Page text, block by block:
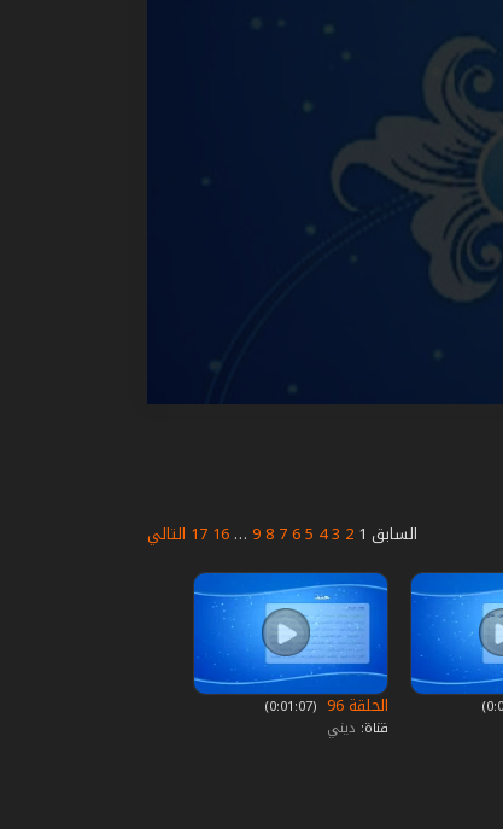
السابق 1
2
3
4
5
6
7
8
9
…
16
17 التالي
الحلقة 96
‏ (0:01:07)
قناة: ديني